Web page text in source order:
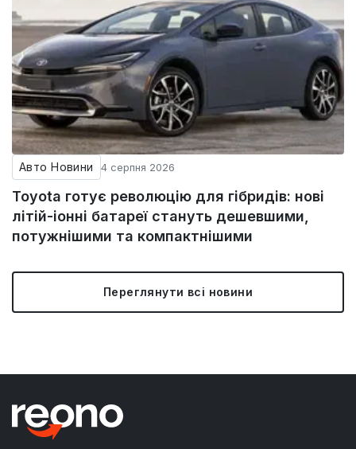
Авто Новини 4 серпня 2026
Toyota готує революцію для гібридів: нові
літій-іонні батареї стануть дешевшими,
потужнішими та компактнішими
Переглянути всі новини